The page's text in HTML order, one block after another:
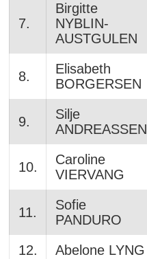
7.
Birgitte
NYBLIN-
AUSTGULEN
8.
Elisabeth
BORGERSEN
9.
Silje
ANDREASSEN
10.
Caroline
VIERVANG
11.
Sofie
PANDURO
12. Abelone LYNG